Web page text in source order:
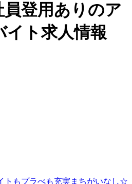
登用あり のア
イト求人情報
トもプラべも充実まちがいなし☆